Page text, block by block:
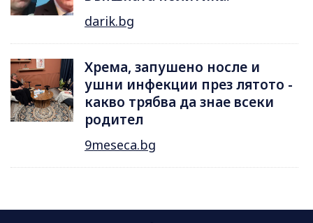
darik.bg
Хрема, запушено носле и
ушни инфекции през лятотo -
какво трябва да знае всеки
родител
9meseca.bg